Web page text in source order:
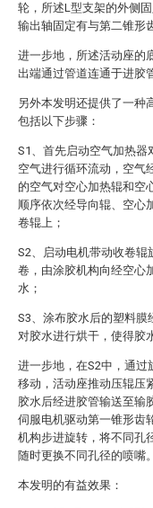
轮，所述L型支架的外侧
输出轴固定有与第二锥形
进一步地，所述活动座的
出端通过管道连通于进胶
另外本发明还提供了一种
包括以下步骤：
S1、首先启动空气加热器
空气进行循环流动，空气
的空气对空心加热辊和空
顺序依次经导向辊、空心
卷辊上；
S2、启动电机带动收卷辊
卷，由涂胶机构向经空心
水；
S3、涂布胶水后的塑料
对胶水进行烘干，使得胶
进一步地，在S2中，通
移动，活动座推动压辊压
胶水后经进胶管输送至输
伺服电机驱动第一锥形齿
机构步进旋转，将不同孔
随时更换不同孔径的喷嘴。
本发明的有益效果：